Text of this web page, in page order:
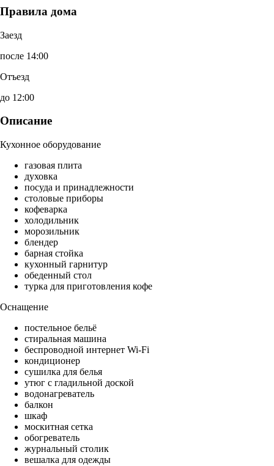
Правила дома
Заезд
после 14:00
Отъезд
до 12:00
Описание
Кухонное оборудование
газовая плита
духовка
посуда и принадлежности
столовые приборы
кофеварка
холодильник
морозильник
блендер
барная стойка
кухонный гарнитур
обеденный стол
турка для приготовления кофе
Оснащение
постельное бельё
стиральная машина
беспроводной интернет Wi-Fi
кондиционер
сушилка для белья
утюг с гладильной доской
водонагреватель
балкон
шкаф
москитная сетка
обогреватель
журнальный столик
вешалка для одежды